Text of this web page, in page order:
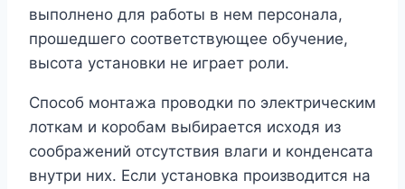
выполнено для работы в нем персонала,
прошедшего соответствующее обучение,
высота установки не играет роли.
Способ монтажа проводки по электрическим
лоткам и коробам выбирается исходя из
соображений отсутствия влаги и конденсата
внутри них. Если установка производится на